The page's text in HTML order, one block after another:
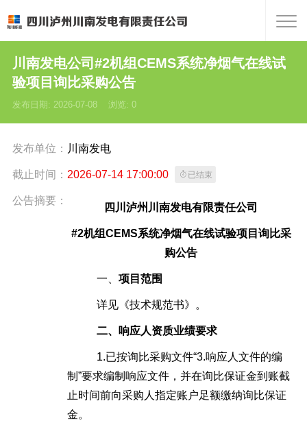
川南发电公司#2机组CEMS系统净烟气在线试
验项目询比采购公告
发布日期: 2026-07-08 浏览: 0
发布单位： 川南发电
截止时间： 2026-07-14 17:00:00  已结束
公告摘要：
四川泸州川南发电有限责任公司
#2机组CEMS系统净烟气在线试验项目 询比采
购公告
一、 项目 范围
详见《技术规范书》。
二、 响应人资质业绩要求
1.已按询比采购文件“3.响应人文件的编
制”要求编制响应文件，并在询比保证金到账截
止时间前向采购人指定账户足额缴纳询比保证
金。